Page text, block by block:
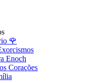
🌹
Enoch
Corações